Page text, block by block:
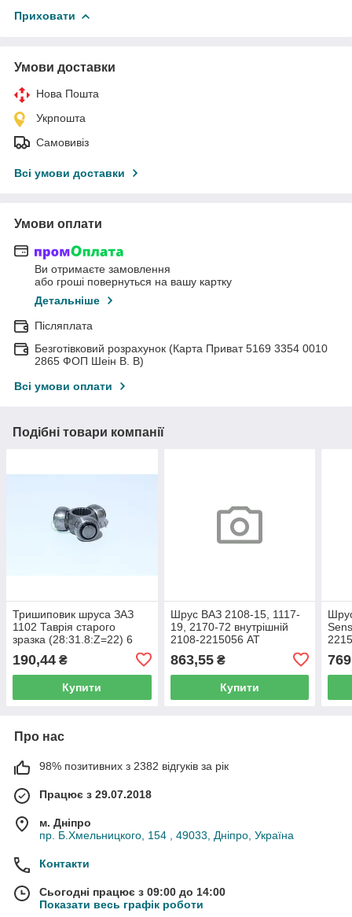
Приховати
Умови доставки
Нова Пошта
Укрпошта
Самовивіз
Всі умови доставки
Умови оплати
Ви отримаєте замовлення
або гроші повернуться на вашу картку
Детальніше
Післяплата
Безготівковий розрахунок (Карта Приват 5169 3354 0010
2865 ФОП Шеін В. В)
Всі умови оплати
Подібні товари компанії
Тришиповик шруса ЗАЗ
1102 Таврія старого
зразка (28:31.8:Z=22) 6
190,44 ₴
Купити
Шрус ВАЗ 2108-15, 1117-
19, 2170-72 внутрішній
2108-2215056 AT
863,55₴
Купити
Про нас
98% позитивних з 2382 відгуків за рік
Працює з 29.07.2018
м. Дніпро
пр. Б.Хмельницкого, 154 , 49033, Дніпро, Україна
Контакти
Сьогодні працює з 09:00 до 14:00
Показати весь графік роботи